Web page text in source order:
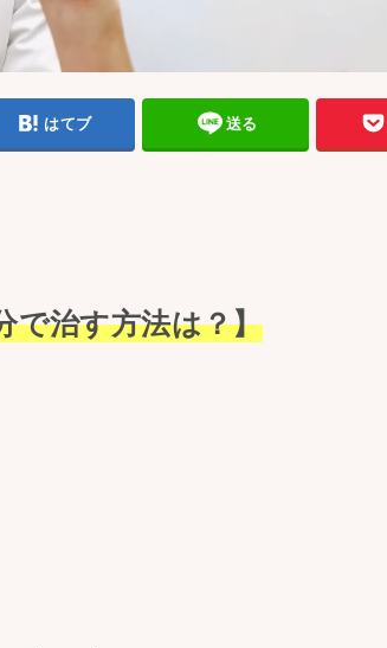
はてブ 送る
で治す方法は？】